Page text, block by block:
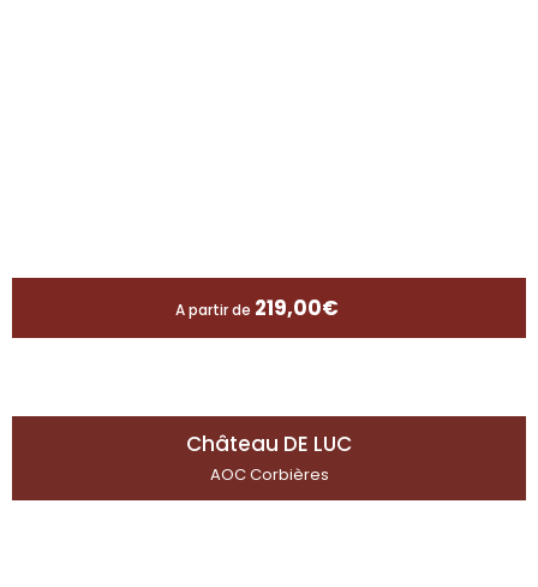
A partir de 219,00€
Château DE LUC
AOC Corbières